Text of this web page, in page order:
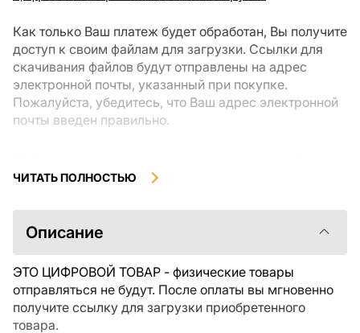
Как только Ваш платеж будет обработан, Вы получите
доступ к своим файлам для загрузки. Ссылки для
скачивания файлов будут отправлены на адрес
электронной почты, указанный при покупке.
Пожалуйста, убедитесь, что Ваш адрес электронной
почты введен правильно.
загрузки, не подлежат возврату или обмену после их
ознакомиться с описанием товара и задать все
интересующие Вас вопросы перед покупкой. Если у
свяжитесь с продавцом напрямую.
ЧИТАТЬ ПОЛНОСТЬЮ
Описание
ЭТО ЦИФРОВОЙ ТОВАР - физические товары
отправляться не будут. После оплаты вы мгновенно
получите ссылку для загрузки приобретенного
товара.